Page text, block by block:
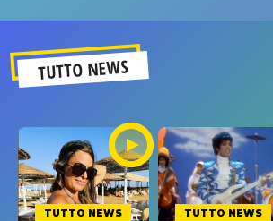
TUTTO NEWS
TUTTO NEWS TUTTO NEWS